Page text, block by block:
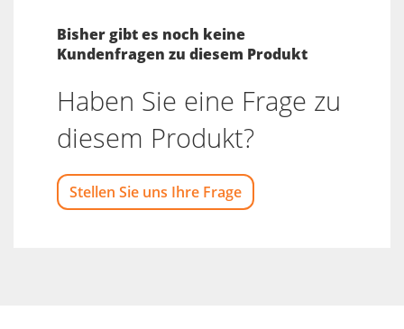
Bisher gibt es noch keine
Kundenfragen zu diesem Produkt
Haben Sie eine Frage zu
diesem Produkt?
Stellen Sie uns Ihre Frage